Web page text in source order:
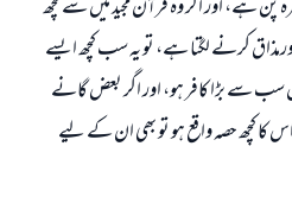
پن ہے، اور اگر وہ قرآن مجيد ميں سے كچھ
كرنے لگتا ہے، تو يہ سب كچھ ايسے
سے بڑا كافر ہو، اور اگر بعض گانے
كا كچھ حصہ واقع ہو تو بھى ان كے ليے